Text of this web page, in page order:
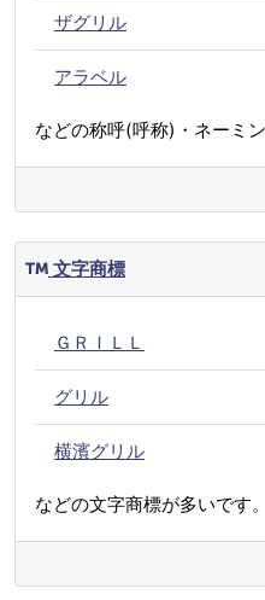
ザグリル
アラベル
などの称呼(呼称)・ネーミ
文字商標
ＧＲＩＬＬ
グリル
横濱グリル
などの文字商標が多いです。